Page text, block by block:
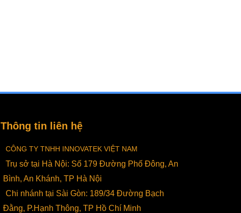
Thông tin liên hệ
CÔNG TY TNHH INNOVATEK VIỆT NAM
Trụ sở tại Hà Nội: Số 179 Đường Phố Đông, An
Bình, An Khánh, TP Hà Nội
Chi nhánh tại Sài Gòn: 189/34 Đường Bạch
Đằng, P.Hạnh Thông, TP Hồ Chí Minh